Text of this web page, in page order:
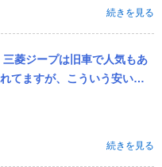
続きを見る
菱ジープは旧車で人気もあ
てますが、こういう安いジ
いるものですか？ それとも
続きを見る